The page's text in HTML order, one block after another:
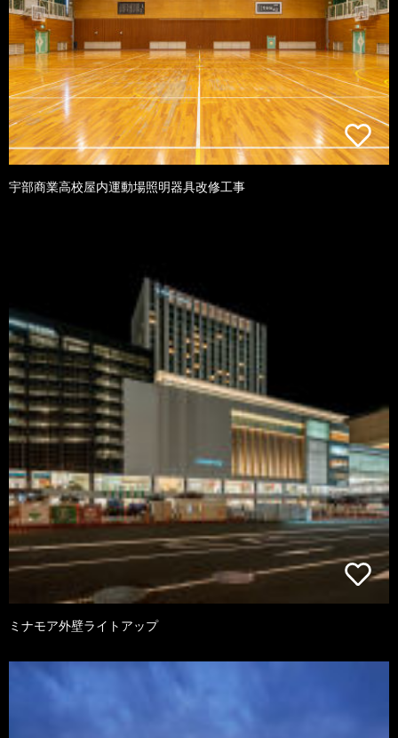
宇部商業高校屋内運動場照明器具改修工事
ミナモア外壁ライトアップ